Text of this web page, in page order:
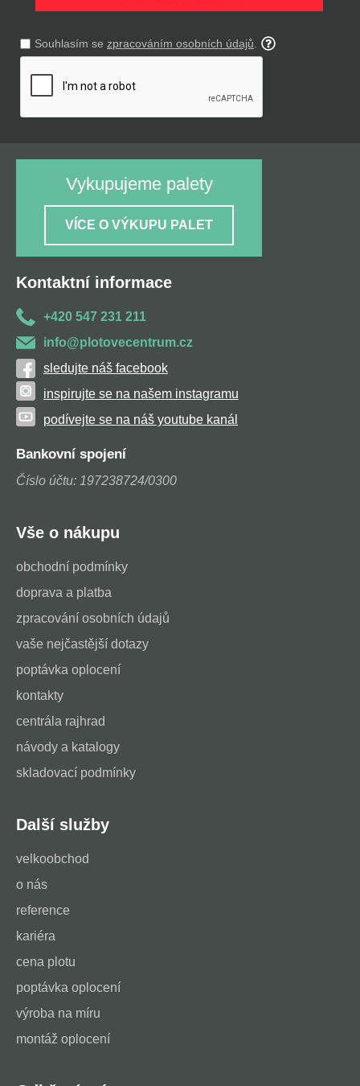
Souhlasím se zpracováním osobních údajů
Vykupujeme palety
VÍCE O VÝKUPU PALET
Kontaktní informace
+420 547 231 211
info@plotovecentrum.cz
sledujte náš facebook
inspirujte se na našem instagramu
podívejte se na náš youtube kanál
Bankovní spojení
Číslo účtu: 197238724/0300
Vše o nákupu
obchodní podmínky
doprava a platba
zpracování osobních údajů
vaše nejčastější dotazy
poptávka oplocení
kontakty
centrála rajhrad
návody a katalogy
skladovací podmínky
Další služby
velkoobchod
o nás
reference
kariéra
cena plotu
poptávka oplocení
výroba na míru
montáž oplocení